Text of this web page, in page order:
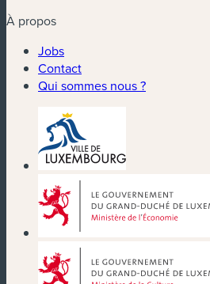
À propos
Jobs
Contact
Qui sommes nous ?